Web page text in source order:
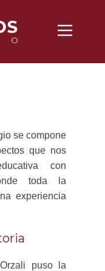
se compone
que nos
con
toda la
experiencia
puso la